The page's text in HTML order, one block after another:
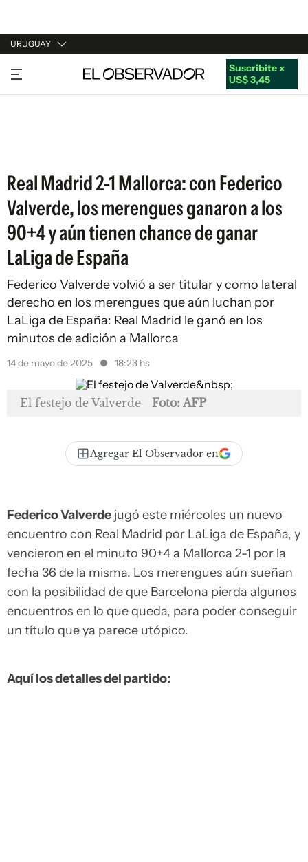
URUGUAY
URUGUAY
ARGENTINA
Suscribite x
US$ 3,45
Real Madrid 2-1 Mallorca: con Federico
Valverde, los merengues ganaron a los
90+4 y aún tienen chance de ganar
LaLiga de España
Federico Valverde volvió a ser titular y como lateral
derecho en los merengues que aún luchan por
LaLiga de España: Real Madrid le ganó en los
minutos de adición a Mallorca
14 de mayo de 2025 18:23 hs
El festejo de Valverde Foto: AFP
Agregar El Observador en
Federico Valverde jugó este miércoles un nuevo
encuentro con Real Madrid por LaLiga de España, y
vencieron en el minuto 90+4 a Mallorca 2-1 por la
fecha 36 de la misma. Los merengues aún sueñan
con la posibilidad de que Barcelona pierda algunos
encuentros en lo que queda, para poder conseguir
un título que ya parece utópico.
Aquí los detalles del partido: